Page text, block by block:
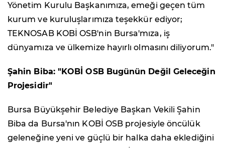
Yönetim Kurulu Başkanımıza, emeği geçen tüm
kurum ve kuruluşlarımıza teşekkür ediyor;
TEKNOSAB KOBİ OSB'nin Bursa'mıza, iş
dünyamıza ve ülkemize hayırlı olmasını diliyorum."
Şahin Biba: "KOBİ OSB Bugünün Değil Geleceğin
Projesidir"
Bursa Büyükşehir Belediye Başkan Vekili Şahin
Biba da Bursa'nın KOBİ OSB projesiyle öncülük
geleneğine yeni ve güçlü bir halka daha eklediğini